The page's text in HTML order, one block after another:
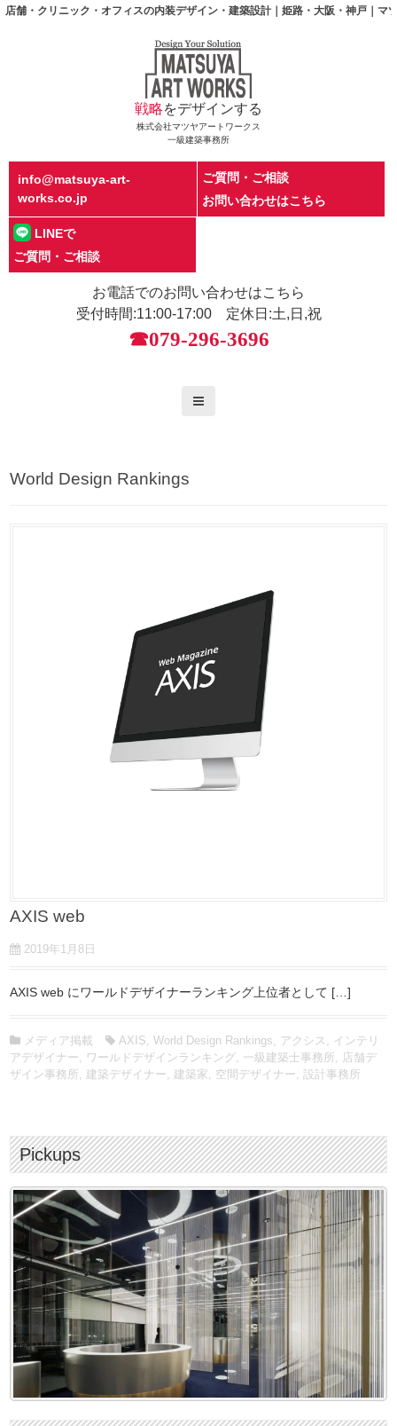
店舗・クリニック・オフィスの内装デザイン・建築設計｜姫路・大阪・神戸｜マ
戦略をデザインする
株式会社マツヤアートワークス
一級建築事務所
info@matsuya-art-
works.co.jp
ご質問・ご相談
お問い合わせはこちら
LINEで
ご質問・ご相談
お電話でのお問い合わせはこちら
受付時間:11:00-17:00 定休日:土,日,祝
☎079-296-3696
World Design Rankings
AXIS web
2019年1月8日
AXIS web にワールドデザイナーランキング上位者として […]
メディア掲載 AXIS ,World Design Rankings アクシス
インテリ
アデザイナー
ワールドデザインランキング 一級建築士事務所
店舗デ
ザイン事務所
建築デザイナー 建築家 空間デザイナー ,設計事務所
Pickups